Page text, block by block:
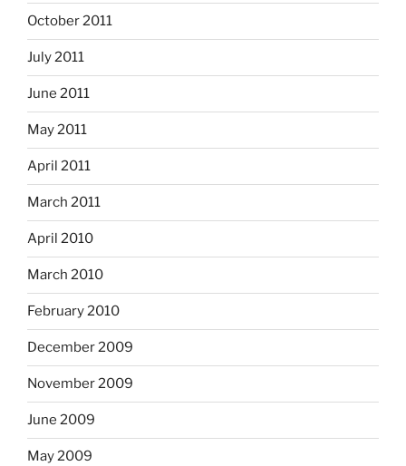
October 2011
July 2011
June 2011
May 2011
April 2011
March 2011
April 2010
March 2010
February 2010
December 2009
November 2009
June 2009
May 2009